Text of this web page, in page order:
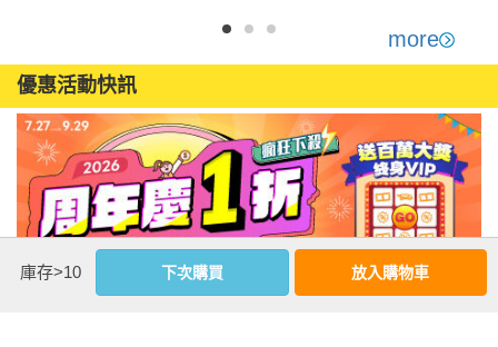
more
優惠活動快訊
庫存>10 下次購買 放入購物車